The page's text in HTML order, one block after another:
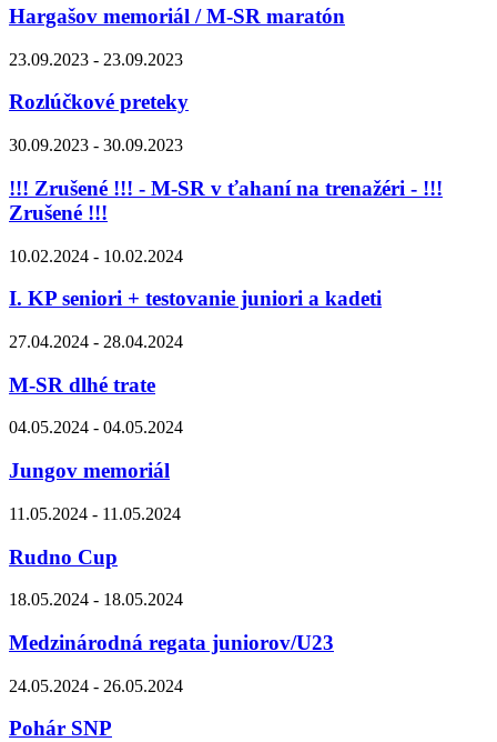
Hargašov memoriál / M-SR maratón
23.09.2023 - 23.09.2023
Rozlúčkové preteky
30.09.2023 - 30.09.2023
!!! Zrušené !!! - M-SR v ťahaní na trenažéri - !!!
Zrušené !!!
10.02.2024 - 10.02.2024
I. KP seniori + testovanie juniori a kadeti
27.04.2024 - 28.04.2024
M-SR dlhé trate
04.05.2024 - 04.05.2024
Jungov memoriál
11.05.2024 - 11.05.2024
Rudno Cup
18.05.2024 - 18.05.2024
Medzinárodná regata juniorov/U23
24.05.2024 - 26.05.2024
Pohár SNP